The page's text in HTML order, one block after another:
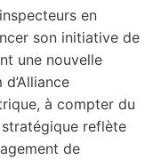
en
son initiative de
une nouvelle
à compter du
reflète
de